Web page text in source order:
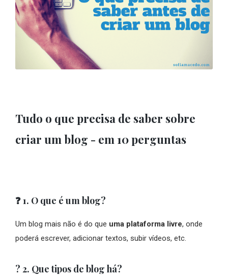
Tudo o que precisa de saber sobre
criar um blog - em 10 perguntas
❓ 1. O que é um blog?
Um blog mais não é do que uma plataforma livre, onde
poderá escrever, adicionar textos, subir vídeos, etc.
? 2. Que tipos de blog há?